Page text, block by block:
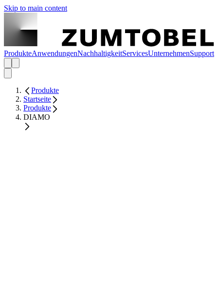
Skip to main content
ProdukteAnwendungenNachhaltigkeitServicesUnternehmenSupport
Produkte
Startseite
Produkte
DIAMO